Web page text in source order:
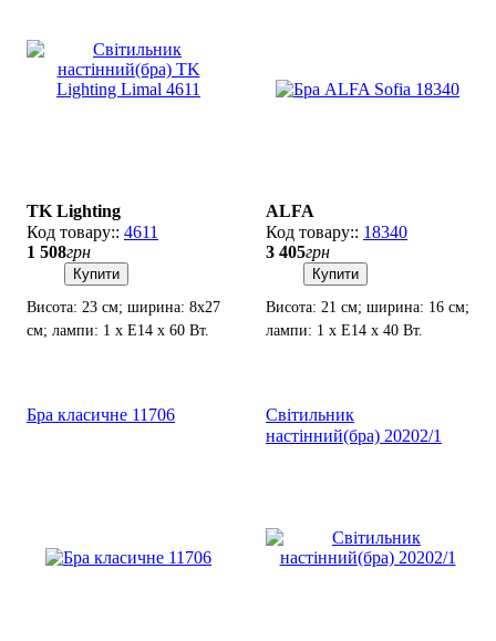
TK Lighting
4611
1 508грн
Купити
Висота: 23 см; ширина: 8х27
см; лампи: 1 х E14 х 60 Вт.
ALFA
18340
3 405грн
Купити
Висота: 21 см; ширина: 16 см;
лампи: 1 х Е14 х 40 Вт.
Бра класичне 11706
Світильник
настінний(бра) 20202/1